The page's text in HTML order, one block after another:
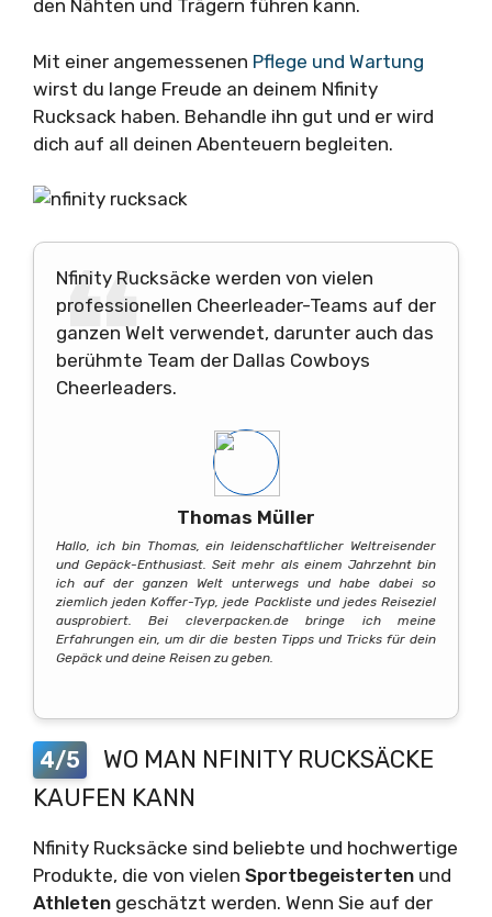
den Nähten und Trägern führen kann.
Mit einer angemessenen Pflege und Wartung
wirst du lange Freude an deinem Nfinity
Rucksack haben. Behandle ihn gut und er wird
dich auf all deinen Abenteuern begleiten.
Nfinity Rucksäcke werden von vielen
professionellen Cheerleader-Teams auf der
ganzen Welt verwendet, darunter auch das
berühmte Team der Dallas Cowboys
Cheerleaders.
Thomas Müller
Hallo, ich bin Thomas, ein leidenschaftlicher Weltreisender
und Gepäck-Enthusiast. Seit mehr als einem Jahrzehnt bin
ich auf der ganzen Welt unterwegs und habe dabei so
ziemlich jeden Koffer-Typ, jede Packliste und jedes Reiseziel
ausprobiert. Bei cleverpacken.de bringe ich meine
Erfahrungen ein, um dir die besten Tipps und Tricks für dein
Gepäck und deine Reisen zu geben.
4/5
WO MAN NFINITY RUCKSÄCKE
KAUFEN KANN
Nfinity Rucksäcke sind beliebte und hochwertige
Produkte, die von vielen Sportbegeisterten und
Athleten geschätzt werden. Wenn Sie auf der